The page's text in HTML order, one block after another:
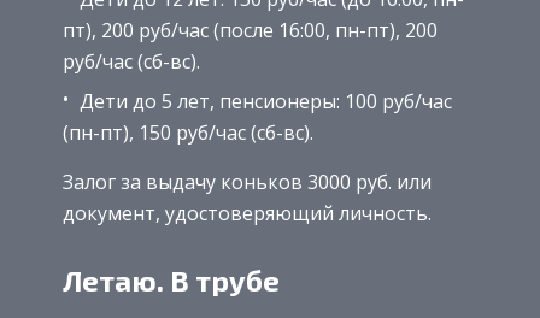
пт), 200 руб/час (после 16:00, пн-пт), 200
руб/час (сб-вс).
Дети до 5 лет, пенсионеры: 100 руб/час
(пн-пт), 150 руб/час (сб-вс).
Залог за выдачу коньков 3000 руб. или
документ, удостоверяющий личность.
Летаю. В трубе